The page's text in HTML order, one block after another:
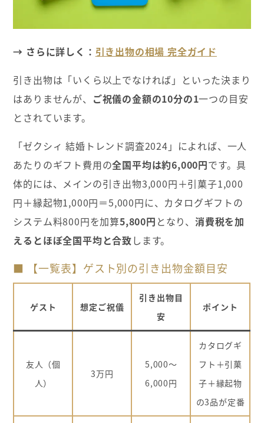
→ さらに詳しく： 引き出物の相場 完全ガイド
引き出物は「いくら以上でなければ」といった決まり
はありませんが、 ご祝儀の金額の10分の1一つの目安
とされています。
「ゼクシィ 結婚トレンド調査2024」によれば、一人
あたりのギフト費用の全国平均は約6,000円です。具
体的には、メインの引き出物3,000円＋引菓子1,000
円＋縁起物1,000円＝5,000円に、カタログギフトの
システム料800円を加算5,800円 となり、消費税を加
えるとほぼ全国平均と合致します。
■ 【一覧表】ゲスト別の引き出物金額目安
ゲスト 想定ご祝儀
引き出物目
安
ポイント
友人（個
人）
3万円
5,000〜
6,000円
カタログギ
フト＋引菓
子＋縁起物
の3品が定番